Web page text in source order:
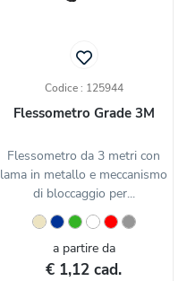
Codice : 125944
Flessometro Grade 3M
Flessometro da 3 metri con
lama in metallo e meccanismo
di bloccaggio per...
a partire da
€ 1,12 cad.